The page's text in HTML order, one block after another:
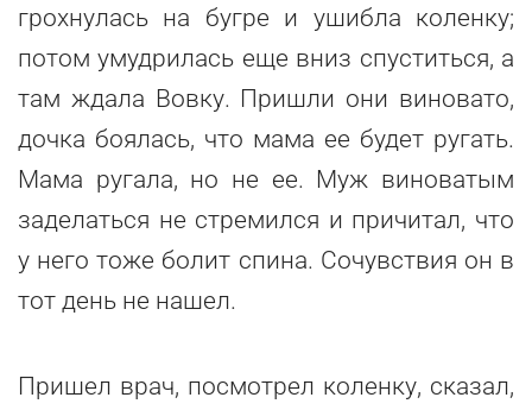
грохнулась на бугре и ушибла коленку;
потом умудрилась еще вниз спуститься, а
там ждала Вовку. Пришли они виновато,
дочка боялась, что мама ее будет ругать.
Мама ругала, но не ее. Муж виноватым
заделаться не стремился и причитал, что
у него тоже болит спина. Сочувствия он в
тот день не нашел.
Пришел врач, посмотрел коленку, сказал,